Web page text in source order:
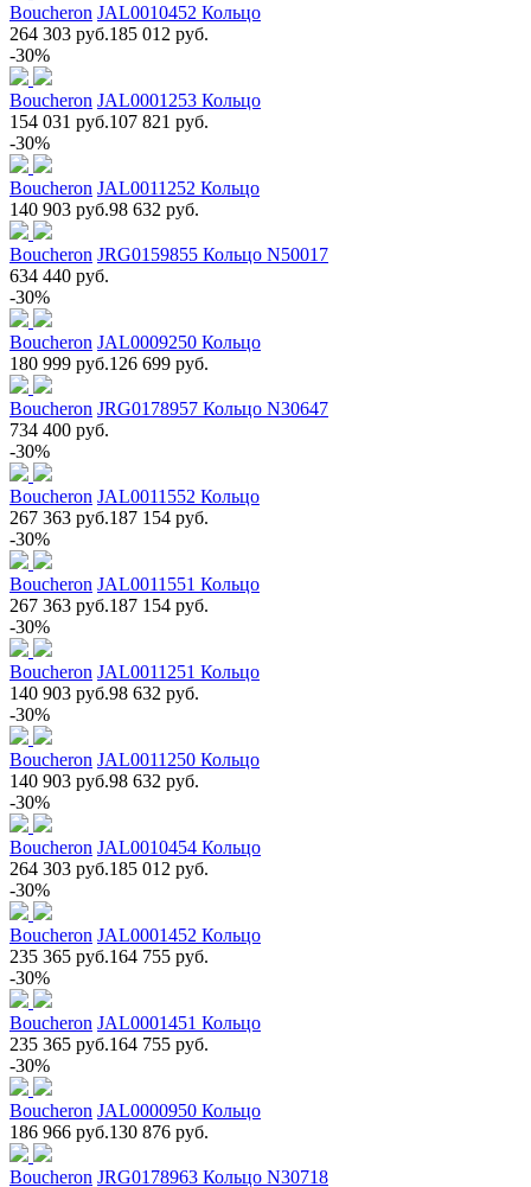
Boucheron JAL0010452 Кольцо
264 303 руб.185 012 руб.
-30%
Boucheron JAL0001253 Кольцо
154 031 руб.107 821 руб.
-30%
Boucheron JAL0011252 Кольцо
140 903 руб.98 632 руб.
Boucheron JRG0159855 Кольцо N50017
634 440 руб.
-30%
Boucheron JAL0009250 Кольцо
180 999 руб.126 699 руб.
Boucheron JRG0178957 Кольцо N30647
734 400 руб.
-30%
Boucheron JAL0011552 Кольцо
267 363 руб.187 154 руб.
-30%
Boucheron JAL0011551 Кольцо
267 363 руб.187 154 руб.
-30%
Boucheron JAL0011251 Кольцо
140 903 руб.98 632 руб.
-30%
Boucheron JAL0011250 Кольцо
140 903 руб.98 632 руб.
-30%
Boucheron JAL0010454 Кольцо
264 303 руб.185 012 руб.
-30%
Boucheron JAL0001452 Кольцо
235 365 руб.164 755 руб.
-30%
Boucheron JAL0001451 Кольцо
235 365 руб.164 755 руб.
-30%
Boucheron JAL0000950 Кольцо
186 966 руб.130 876 руб.
Boucheron JRG0178963 Кольцо N30718